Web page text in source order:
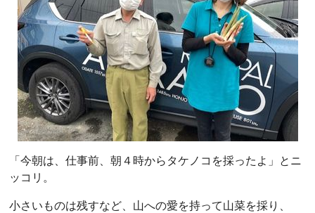
「今朝は、仕事前、朝４時からタケノコを採ったよ」とニ
ッコリ。
小さいものは残すなど、山への愛を持って山菜を採り、